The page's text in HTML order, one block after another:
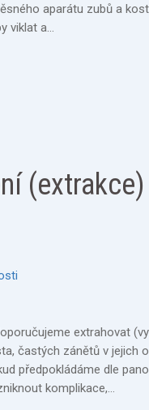
aparátu zubů a
viklat a…
extrahovat
častých zánětů v jejich
předpokládáme dle
komplikace,…